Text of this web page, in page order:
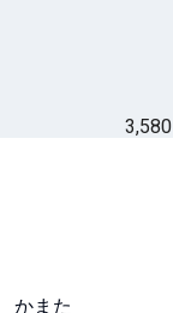
3,580
かまた